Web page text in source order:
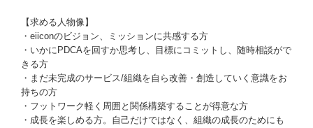
【求める人物像】
・eiiconのビジョン、ミッションに共感する方
・いかにPDCAを回すか思考し、目標にコミットし、随時相談がで
きる方
・まだ未完成のサービス/組織を自ら改善・創造していく意識をお
持ちの方
・フットワーク軽く周囲と関係構築することが得意な方
・成長を楽しめる方。自己だけではなく、組織の成長のためにも